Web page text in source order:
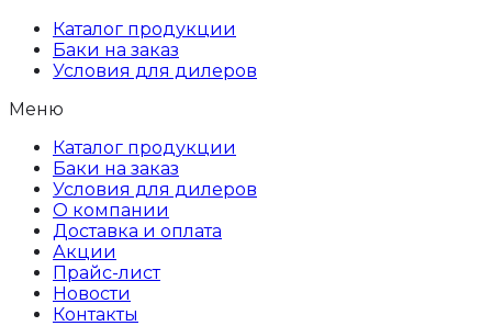
Каталог продукции
Баки на заказ
Условия для дилеров
Меню
Каталог продукции
Баки на заказ
Условия для дилеров
О компании
Доставка и оплата
Акции
Прайс-лист
Новости
Контакты